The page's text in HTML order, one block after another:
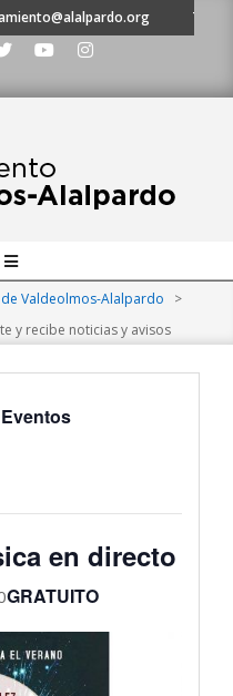
TE
Valdeolmos-Alalpardo
>
y recibe noticias y avisos
en directo
GRATUITO